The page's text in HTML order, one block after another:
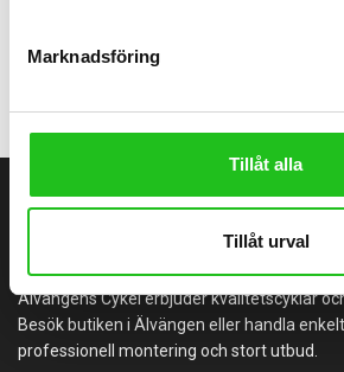
Marknadsföring
Tillåt alla
Tillåt urval
ÄLVÄNGENS
Älvängens Cykel erbjuder kvalitetscyklar
Besök butiken i Älvängen eller handla
professionell montering och stort utbud.